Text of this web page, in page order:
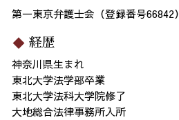
第一東京弁護士会（登録番号66842）
経歴
神奈川県生まれ
東北大学法学部卒業
東北大学法科大学院修了
大地総合法律事務所入所